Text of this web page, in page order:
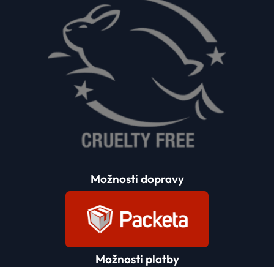
Možnosti dopravy
Možnosti platby